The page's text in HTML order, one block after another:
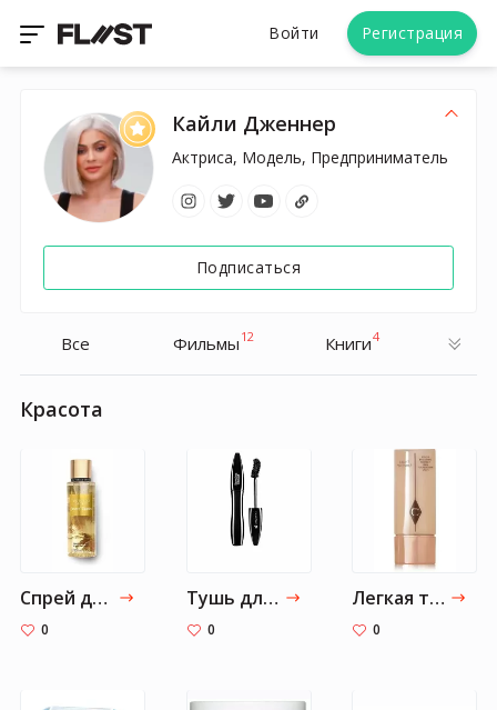
Войти Регистрация
Кайли Дженнер
Актриса, Модель, Предприниматель
Подписаться
Все Фильмы 12 Книги4
Красота
Спрей для тела Coconut Passion Victoria's Secret
0
Тушь для ресниц - Lancome Hypnose Drama
0
Легкая тональная основа Charlotte Tilbury
0